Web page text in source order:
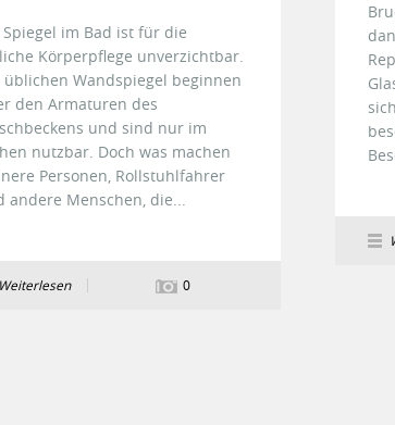
Spiegel im Bad ist für die
Körperpflege unverzichtbar.
üblichen Wandspiegel beginnen
den Armaturen des
und sind nur im
nutzbar. Doch was machen
Personen, Rollstuhlfahrer
andere Menschen, die...
Weiterlesen 0